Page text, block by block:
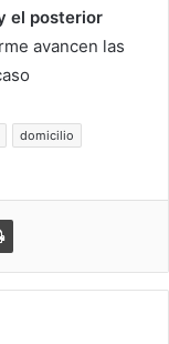
el posterior
avancen las
domicilio